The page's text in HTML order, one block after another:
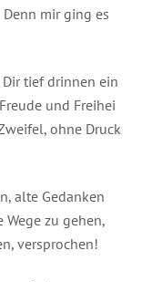
mir ging es
tief drinnen ein
und Freihei
ohne Druck
alte Gedanken
zu gehen,
versprochen!